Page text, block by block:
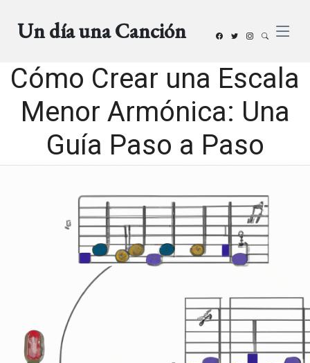
Un día una Canción
Cómo Crear una Escala
Menor Armónica: Una
Guía Paso a Paso